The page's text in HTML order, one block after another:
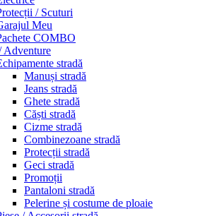
/ Scuturi
Meu
COMBO
Adventure
stradă
Manuși stradă
Jeans stradă
Ghete stradă
Căști stradă
Cizme stradă
Combinezoane stradă
Protecții stradă
Geci stradă
Promoții
Pantaloni stradă
Pelerine și costume de ploaie